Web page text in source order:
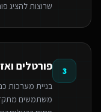
שרוצות להציג
3 פורטלים
בניית מערכות
משתמשים